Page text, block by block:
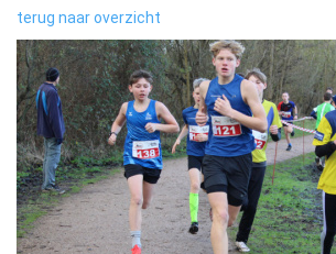
terug naar overzicht